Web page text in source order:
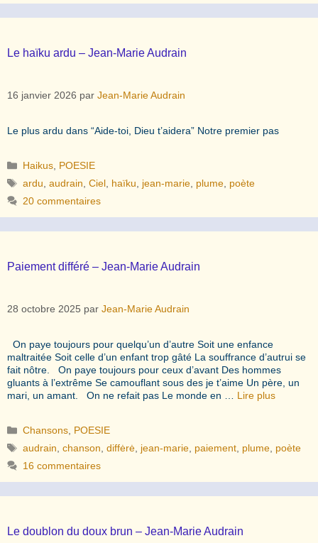
Le haïku ardu – Jean-Marie Audrain
16 janvier 2026 par Jean-Marie Audrain
Le plus ardu dans “Aide-toi, Dieu t’aidera” Notre premier pas
Catégories
Haikus POESIE
Étiquettes
ardu ,audrain ,Ciel haïku jean-marie plume poète
20 commentaires
Paiement différé – Jean-Marie Audrain
28 octobre 2025 par Jean-Marie Audrain
On paye toujours pour quelqu’un d’autre Soit une enfance
maltraitée Soit celle d’un enfant trop gâté La souffrance d’autrui se
fait nôtre. On paye toujours pour ceux d’avant Des hommes
gluants à l’extrême Se camouflant sous des je t’aime Un père, un
mari, un amant. On ne refait pas Le monde en … Lire plus
Catégories
Chansons POESIE
Étiquettes
audrain ,chanson ,diffėrė jean-marie paiement plume poète
16 commentaires
Le doublon du doux brun – Jean-Marie Audrain